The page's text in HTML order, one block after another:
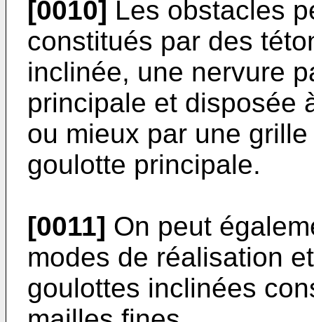
[0010] Les obstacles
constitués par des
inclinée, une nervure
principale et disposée
ou mieux par une
goulotte principale.
[0011] On peut
modes de réalisation
goulottes inclinées